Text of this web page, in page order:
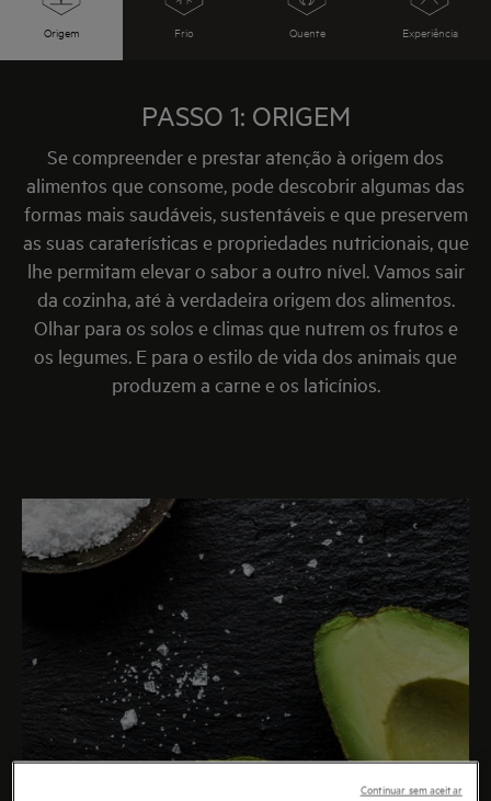
eletrodomésticos e as suas tecnologias, podemos
derretem na boca.
Origem Frio Quente Experiência
PASSO 1: ORIGEM
Se compreender e prestar atenção à origem dos
alimentos que consome, pode descobrir algumas das
formas mais saudáveis, sustentáveis e que preservem
as suas caraterísticas e propriedades nutricionais, que
lhe permitam elevar o sabor a outro nível. Vamos sair
da cozinha, até à verdadeira origem dos alimentos.
Olhar para os solos e climas que nutrem os frutos e
os legumes. E para o estilo de vida dos animais que
produzem a carne e os laticínios.
Continuar sem aceitar